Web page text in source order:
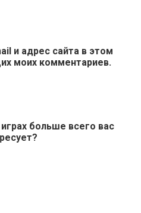
и адрес сайта в этом
моих комментариев.
больше всего вас